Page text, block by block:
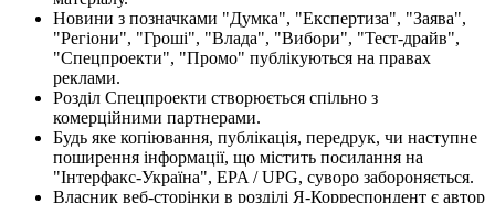
Новини з позначками "Думка", "Експертиза", "Заява",
"Регіони", "Гроші", "Влада", "Вибори", "Тест-драйв",
"Спецпроекти", "Промо" публікуються на правах
реклами.
Розділ Спецпроекти створюється спільно з
комерційними партнерами.
Будь яке копіювання, публікація, передрук, чи наступне
поширення інформації, що містить посилання на
"Інтерфакс-Україна", EPA / UPG, суворо забороняється.
Власник веб-сторінки в розділі Я-Корреспондент є автор